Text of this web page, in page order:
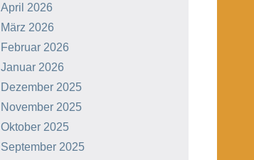
April 2026
März 2026
Februar 2026
Januar 2026
Dezember 2025
November 2025
Oktober 2025
September 2025